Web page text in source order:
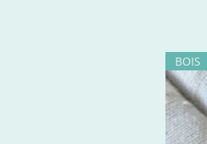
BOIS